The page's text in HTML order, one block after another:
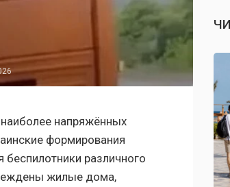
напряжённых
формирования
беспилотники различного
жилые дома,